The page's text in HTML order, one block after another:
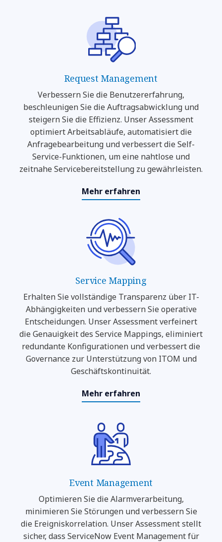
Request Management
Verbessern Sie die Benutzererfahrung,
beschleunigen Sie die Auftragsabwicklung und
steigern Sie die Effizienz. Unser Assessment
optimiert Arbeitsabläufe, automatisiert die
Anfragebearbeitung und verbessert die Self-
Service-Funktionen, um eine nahtlose und
zeitnahe Servicebereitstellung zu gewährleisten.
Mehr erfahren
Service Mapping
Erhalten Sie vollständige Transparenz über IT-
Abhängigkeiten und verbessern Sie operative
Entscheidungen. Unser Assessment verfeinert
die Genauigkeit des Service Mappings, eliminiert
redundante Konfigurationen und verbessert die
Governance zur Unterstützung von ITOM und
Geschäftskontinuität.
Mehr erfahren
Event Management
Optimieren Sie die Alarmverarbeitung,
minimieren Sie Störungen und verbessern Sie
die Ereigniskorrelation. Unser Assessment stellt
sicher, dass ServiceNow Event Management für